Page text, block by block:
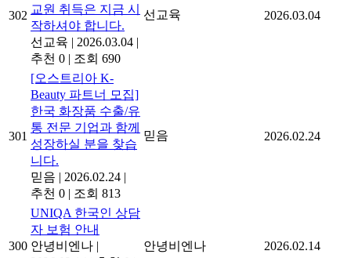
302 교원 취득은 지금 시
작하셔야 합니다.
선교육 | 2026.03.04 |
추천 0 | 조회 690
선교육 2026.03.04
301
[오스트리아 K-
Beauty 파트너 모집]
한국 화장품 수출/유
통 전문 기업과 함께
성장하실 분을 찾습
니다.
믿음 | 2026.02.24 |
추천 0 | 조회 813
믿음 2026.02.24
300
UNIQA 한국인 상담
자 보험 안내
안녕비엔나 |
안녕비엔나 2026.02.14